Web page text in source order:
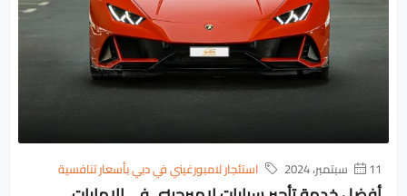
11 سبتمبر، 2024 استئجار لامبورغيني في دبي بأسعار تنافسية